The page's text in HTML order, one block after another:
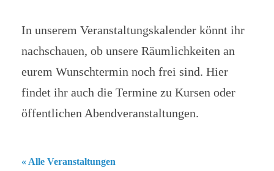
In unserem Veranstaltungskalender könnt ihr
nachschauen, ob unsere Räumlichkeiten an
eurem Wunschtermin noch frei sind. Hier
findet ihr auch die Termine zu Kursen oder
öffentlichen Abendveranstaltungen.
« Alle Veranstaltungen